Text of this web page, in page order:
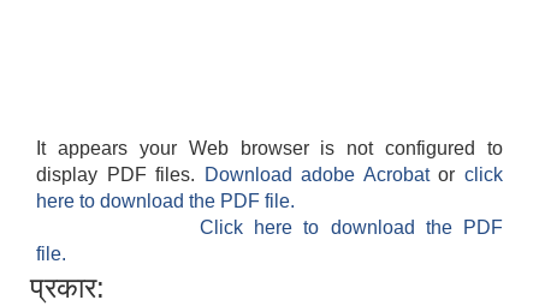
It appears your Web browser is not configured to
display PDF files.
Download adobe Acrobatorclick
here to download the PDF file.
Click here to download the PDF
file.
प्रकार: